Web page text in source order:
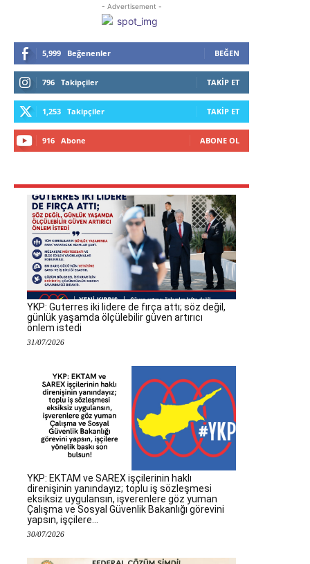
- Advertisement -
5,999 Beğenenler BEĞEN
796 Takipçiler TAKIP ET
1,253 Takipçiler TAKIP ET
916 Abone ABONE OL
YKP: Guterres iki lidere de fırça attı; söz değil,
günlük yaşamda ölçülebilir güven artırıcı
önlem istedi
31/07/2026
YKP: EKTAM ve SAREX işçilerinin haklı
direnişinin yanındayız; toplu iş sözleşmesi
eksiksiz uygulansın, işverenlere göz yuman
Çalışma ve Sosyal Güvenlik Bakanlığı görevini
yapsın, işçilere...
30/07/2026